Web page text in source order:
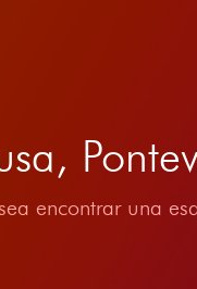
encontrar una